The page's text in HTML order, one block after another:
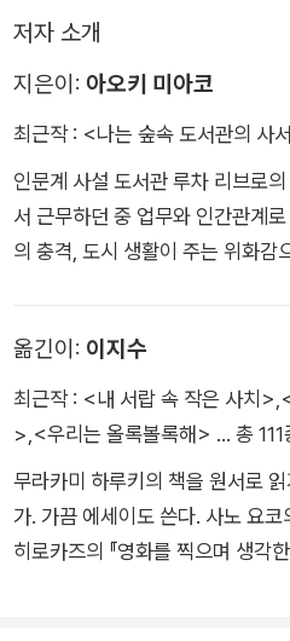
그런데 언제부터인가 라디오 청취
들이 매우 다양한 방식으로 저희
간판을 만들어주고, 시간을 함께
디오를 가져와주고, 내밀한 이야
자신의 전문 지식을 바탕으로 이
방식의 답례를 날마다 받고 있는
그렇다면 의도하지 않았음에도
겨난 걸까요. 이와 관련 있어 보이
음으로 취직해 가나자와에 살면서
주세요˝ 하고 말을 걸었습니다.
꽂이에는 매직펜과 샤프 밖에없
네려고 했습니다. 하지만 학생은
것도 활용하는 것도 그 규칙이 적
이므로, 서로 흔들리거나 변화가
지 않을까요. 규칙에 대한 저의 생
지고 이렇게 말했으면 좋았을걸
만 다나카 씨의 책에는 이런 구절
각하고 있긴 하지만, 이 문장을 그
없는 짓은 하고 싶지 않다. 멋이
가능성은 닫히고 만다.
- 같은 책
그러므로 역시 루차 리브로 관내
것이고, ˝이런 식으로 규칙을 정하
책의 세계를 지키는 파수꾼은 오늘
그 불빛을 알아보고야 만다.
저자 소개
지은이: 아오키 미아코
최근작 : <나는 숲속 도서관의 사
인문계 사설 도서관 루차 리브로
서 근무하던 중 업무와 인간관계
의 충격, 도시 생활이 주는 위화감
년 지중해 연구자인 남편 아오키
시노무라로 이주했다. 숲속의 70
개관했다. 한 달에 열흘, 다리를 건너고 숲을 가로질러 찾아와주
다. 일주일에 한 번씩 인터넷 라디
송출해 청취자들과 일상의 이야기
서관: 우리의 ‘이주’ 형태》(공저)
옮긴이: 이지수
최근작 : <내 서랍 속 작은 사치>
> <우리는 올록볼록해> … 총 111
무라카미 하루키의 책을 원서로
가. 가끔 에세이도 쓴다. 사노 요코
히로카즈의 『영화를 찍으며 생각